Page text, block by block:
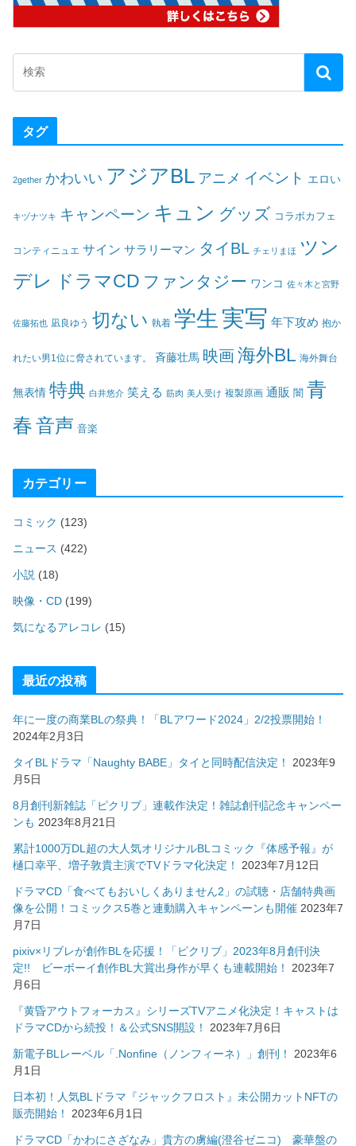
タグ
2gether かわいい アジアBL アニメ イベント エロい
キヅナツキ キャンペーン キュン グッズ コラボカフェ
コンティニュエ サイン サラリーマン タイBL チェリまほ ツン
デレ
ドラマCD ファンタジー ワンコ 佐々木と宮野
佐藤拓也 凪良ゆう 切ない 執着 学生 実写 年下攻め 抱か
れたい男1位に脅されています。 斉藤壮馬 映画海外BL 海外舞台
無表情 特典 白井悠介 笑える 筋肉 美人受け 複製原画 通販 闇 青
春音声 音楽
カテゴリー
コミック (123)
ニュース (422)
小説 (18)
映像・CD (199)
気になるアレコレ (15)
最近の投稿
年に一度の商業BLの祭典！「BLアワード2024」2/2投票開始！
2024年2月3日
タイBLドラマ「Naughty BABE」タイと同時配信決定！
2023年9
月5日
8月創刊新雑誌「ピクリブ」連載作決定！雑誌創刊記念キャンペー
ンも 2023年8月21日
累計1000万DL超の大人気オリジナルBLコミック『体感予報』が
樋口幸平、増子敦貴主演でTVドラマ化決定！
2023年7月12日
ドラマCD「食べてもおいしくありません2」の試聴・店舗特典画
像を公開！コミックス5巻と連動購入キャンペーンも開催 2023年7
月7日
pixiv×リブレが創作BLを応援！「ピクリブ」2023年8月創刊決
定!! ビーボーイ創作BL大賞出身作が早くも連載開始！
2023年7
月6日
『黄昏アウトフォーカス』シリーズTVアニメ化決定！キャストは
ドラマCDから続投！＆公式SNS開設！
2023年7月6日
新電子BLレーベル「.Nonfine（ノンフィーネ）」創刊！
2023年6
月1日
日本初！人気BLドラマ『ジャックフロスト』未公開カットNFTの
販売開始！
2023年6月1日
ドラマCD「かわにさざなみ」貴方の虜編(澄谷ゼニコ) 豪華盤の